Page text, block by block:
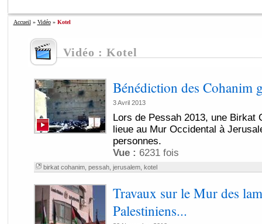
Accueil » Vidéo» Kotel
Vidéo : Kotel
Bénédiction des Cohanim
3 Avril 2013
Lors de Pessah 2013, une Birkat
lieue au Mur Occidental à
personnes.
Vue : 6231 fois
birkat cohanim, pessah, jerusalem, kotel
Travaux sur le Mur des
Palestiniens...